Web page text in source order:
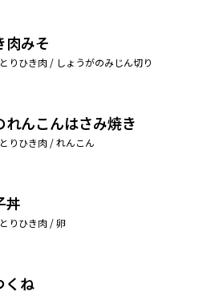
肉みそ
りひき肉 / しょうがのみじん切り
れんこんはさみ焼き
りひき肉 / れんこん
丼
りひき肉 / 卵
くね